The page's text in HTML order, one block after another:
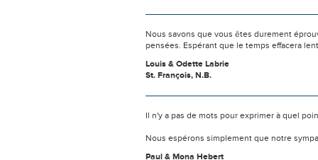
Nous savons que vous êtes durement
pensées. Espérant que le temps effacera
Louis & Odette Labrie
St. François, N.B.
Il n'y a pas de mots pour exprimer à quel
Nous espérons simplement que notre
Paul & Mona Hebert